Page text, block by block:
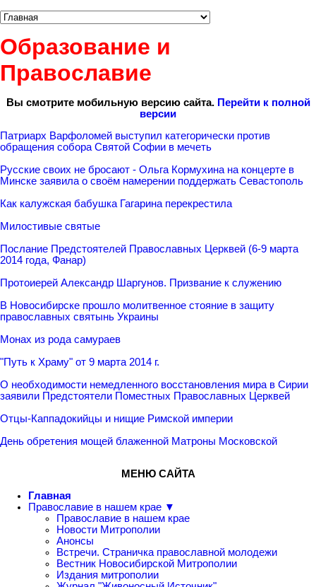
Образование и
Православие
Вы смотрите мобильную версию сайта. Перейти к полной
версии
Патриарх Варфоломей выступил категорически против
обращения собора Святой Софии в мечеть
Русские своих не бросают - Ольга Кормухина на концерте в
Минске заявила о своём намерении поддержать Севастополь
Как калужская бабушка Гагарина перекрестила
Милостивые святые
Послание Предстоятелей Православных Церквей (6-9 марта
2014 года, Фанар)
Протоиерей Александр Шаргунов. Призвание к служению
В Новосибирске прошло молитвенное стояние в защиту
православных святынь Украины
Монах из рода самураев
"Путь к Храму" от 9 марта 2014 г.
О необходимости немедленного восстановления мира в Сирии
заявили Предстоятели Поместных Православных Церквей
Отцы-Каппадокийцы и нищие Римской империи
День обретения мощей блаженной Матроны Московской
МЕНЮ САЙТА
Главная
Православие в нашем крае ▼
Православие в нашем крае
Новости Митрополии
Анонсы
Встречи. Страничка православной молодежи
Вестник Новосибирской Митрополии
Издания митрополии